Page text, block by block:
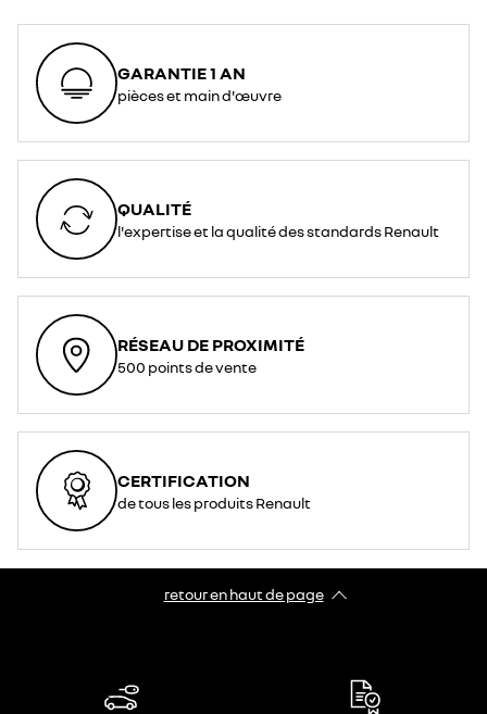
GARANTIE 1 AN
pièces et main d'œuvre
QUALITÉ
l'expertise et la qualité des standards Renault
RÉSEAU DE PROXIMITÉ
500 points de vente
CERTIFICATION
de tous les produits Renault
retour en haut de page​